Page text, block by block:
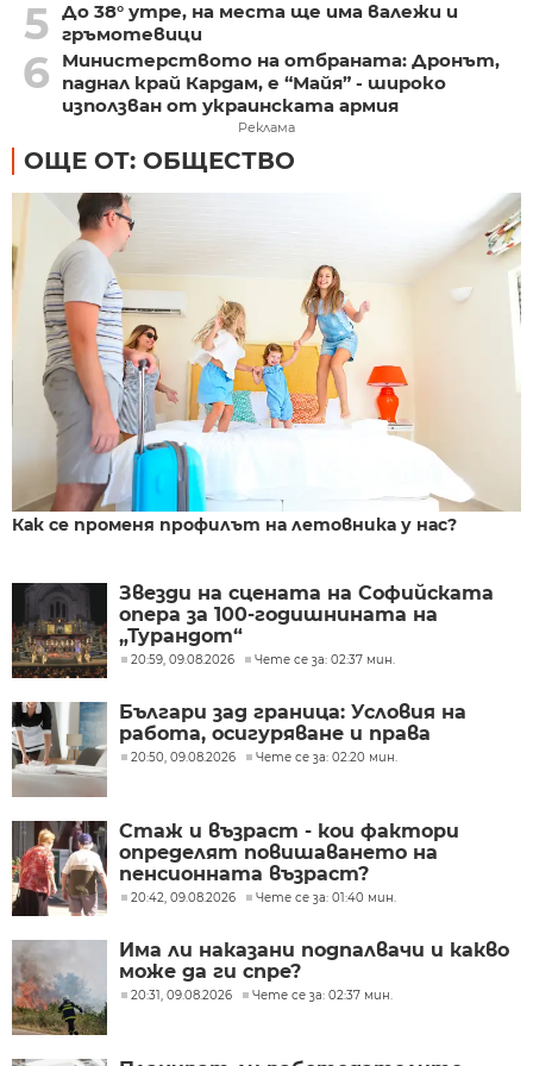
5 До 38° утре, на места ще има валежи и
гръмотевици
6
Министерството на отбраната: Дронът,
паднал край Кардам, е “Майя” - широко
използван от украинската армия
Реклама
ОЩЕ ОТ: ОБЩЕСТВО
Как се променя профилът на летовника у нас?
Звезди на сцената на Софийската
опера за 100-годишнината на
„Турандот“
20:59, 09.08.2026 Чете се за: 02:37 мин.
Българи зад граница: Условия на
работа, осигуряване и права
20:50, 09.08.2026 Чете се за: 02:20 мин.
Стаж и възраст - кои фактори
определят повишаването на
пенсионната възраст?
20:42, 09.08.2026 Чете се за: 01:40 мин.
Има ли наказани подпалвачи и какво
може да ги спре?
20:31, 09.08.2026 Чете се за: 02:37 мин.